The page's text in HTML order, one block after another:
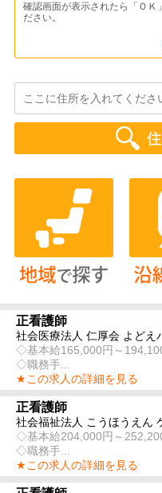
確認画面が表示されたら「ＯＫ
ださい。
正看護師
社会医療法人 仁厚会 よどえ
◇基本給165,000円～
◇職務手...
★この求人の詳細を見る
正看護師
社会福祉法人 こうほうえん
◇基本給204,000円～
◇職務手...
★この求人の詳細を見る